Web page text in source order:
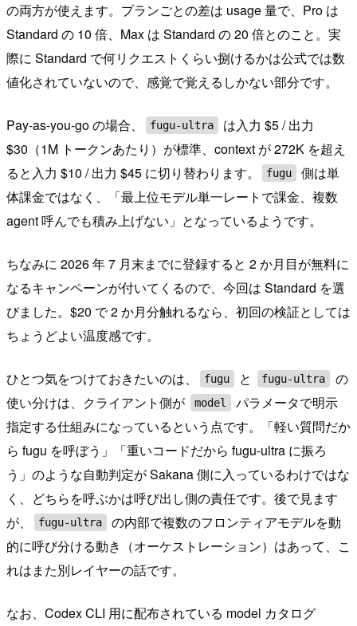
の両方が使えます。プランごとの差は usage 量で、Pro は
Standard の 10 倍、Max は Standard の 20 倍とのこと。実
際に Standard で何リクエストくらい捌けるかは公式では数
値化されていないので、感覚で覚えるしかない部分です。
Pay-as-you-go の場合、 fugu-ultra
は入力 $5 / 出力
$30（1M トークンあたり）が標準、context が 272K を超え
ると入力 $10 / 出力 $45 に切り替わります。
fugu
側は単
体課金ではなく、「最上位モデル単一レートで課金、複数
agent 呼んでも積み上げない」となっているようです。
ちなみに 2026 年 7 月末までに登録すると 2 か月目が無料に
なるキャンペーンが付いてくるので、今回は Standard を選
びました。$20 で 2 か月分触れるなら、初回の検証としては
ちょうどよい温度感です。
ひとつ気をつけておきたいのは、 fugu と fugu-ultra
の
使い分けは、クライアント側が
model
パラメータで明示
指定する仕組みになっているという点です。「軽い質問だか
ら fugu を呼ぼう」「重いコードだから fugu-ultra に振ろ
う」のような自動判定が Sakana 側に入っているわけではな
く、どちらを呼ぶかは呼び出し側の責任です。後で見ます
が、
fugu-ultra
の内部で複数のフロンティアモデルを動
的に呼び分ける動き（オーケストレーション）はあって、こ
れはまた別レイヤーの話です。
なお、Codex CLI 用に配布されている model カタログ